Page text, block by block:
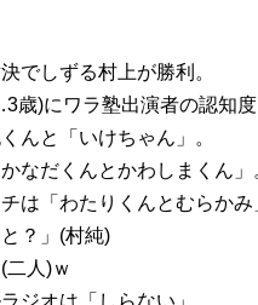
でしずる村上が勝利。
歳)にワラ塾出演者の認知度
んと「いけちゃん」。
なだくんとかわしまくん」
は「わたりくんとむらかみ
と？」(村純)
二人)ｗ